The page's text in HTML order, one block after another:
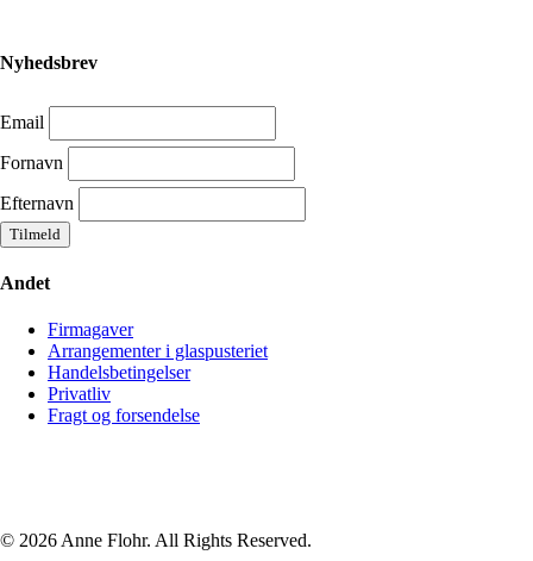
Nyhedsbrev
Email
Fornavn
Efternavn
Andet
Firmagaver
Arrangementer i glaspusteriet
Handelsbetingelser
Privatliv
Fragt og forsendelse
© 2026 Anne Flohr. All Rights Reserved.